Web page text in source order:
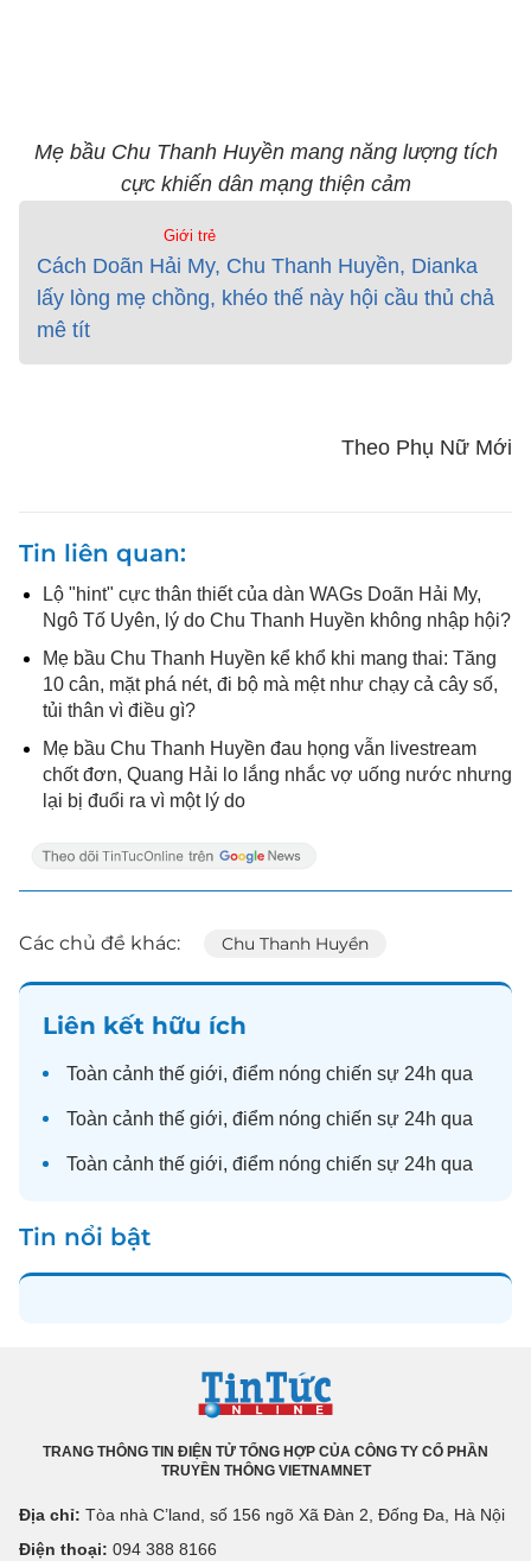
Mẹ bầu Chu Thanh Huyền mang năng lượng tích
cực khiến dân mạng thiện cảm
Giới trẻ
Cách Doãn Hải My, Chu Thanh Huyền, Dianka
lấy lòng mẹ chồng, khéo thế này hội cầu thủ chả
mê tít
Theo Phụ Nữ Mới
Tin liên quan
Lộ "hint" cực thân thiết của dàn WAGs Doãn Hải My,
Ngô Tố Uyên, lý do Chu Thanh Huyền không nhập hội?
Mẹ bầu Chu Thanh Huyền kể khổ khi mang thai: Tăng
10 cân, mặt phá nét, đi bộ mà mệt như chạy cả cây số,
tủi thân vì điều gì?
Mẹ bầu Chu Thanh Huyền đau họng vẫn livestream
chốt đơn, Quang Hải lo lắng nhắc vợ uống nước nhưng
lại bị đuổi ra vì một lý do
Các chủ đề khác: Chu Thanh Huyền
Liên kết hữu ích
Toàn cảnh thế giới, điểm nóng chiến sự 24h qua
Toàn cảnh thế giới, điểm nóng chiến sự 24h qua
Toàn cảnh thế giới, điểm nóng chiến sự 24h qua
Tin nổi bật
TRANG THÔNG TIN ĐIỆN TỬ TỔNG HỢP CỦA CÔNG TY CỔ PHẦN
TRUYỀN THÔNG VIETNAMNET
Địa chỉ: Tòa nhà C’land, số 156 ngõ Xã Đàn 2, Đống Đa, Hà Nội
Điện thoại: 094 388 8166